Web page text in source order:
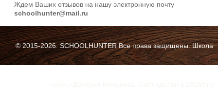
Ждем Ваших отзывов на нашу электронную почту
schoolhunter@mail.ru
© 2015-2026. SCHOOLHUNTER Все права защищены. Школа